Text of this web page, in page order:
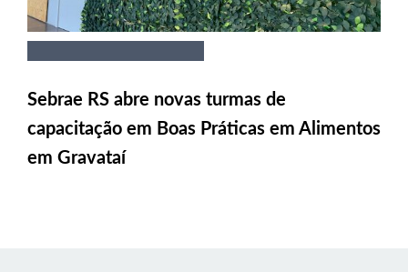
Sebrae RS abre novas turmas de
capacitação em Boas Práticas em Alimentos
em Gravataí